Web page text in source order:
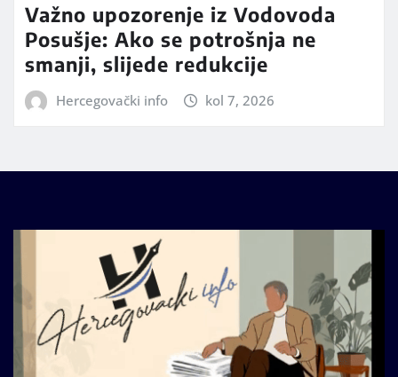
Važno upozorenje iz Vodovoda
Posušje: Ako se potrošnja ne
smanji, slijede redukcije
Hercegovački info kol 7, 2026